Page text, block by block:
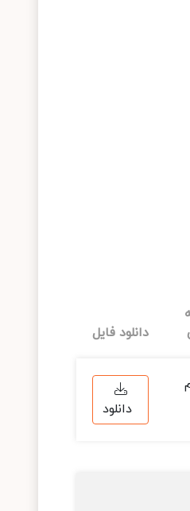
دانلود فایل
دانلود